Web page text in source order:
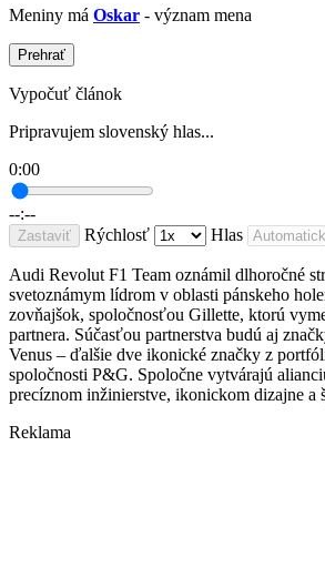
Meniny má Oskar - význam mena
Prehrať
Vypočuť článok
Pripravujem slovenský hlas...
0:00
--:--
Zastaviť Rýchlosť Hlas
Audi Revolut F1 Team oznámil dlhoročné
svetoznámym lídrom v oblasti pánskeho
zovňajšok, spoločnosťou Gillette, ktorú
partnera. Súčasťou partnerstva budú aj
Venus – ďalšie dve ikonické značky z
spoločnosti P&G. Spoločne vytvárajú
precíznom inžinierstve, ikonickom dizajne a
Reklama